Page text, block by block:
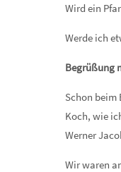
Wird ein
Werde ich
Begrüßung
Schon beim
Koch, wie
Werner
Wir waren